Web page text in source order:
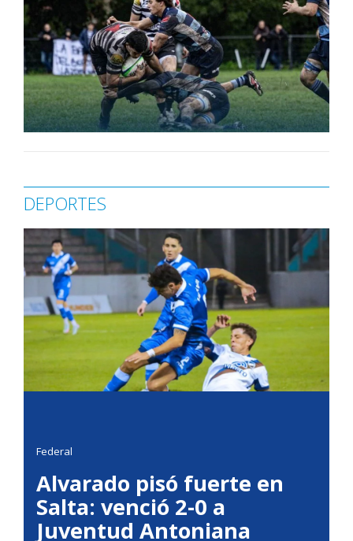
DEPORTES
Federal
Alvarado pisó fuerte en
Salta: venció 2-0 a
Juventud Antoniana